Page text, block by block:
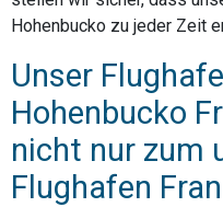
Hohenbucko zu jeder Zeit
Unser
Hohenbucko
nicht nur zum
Flughafen